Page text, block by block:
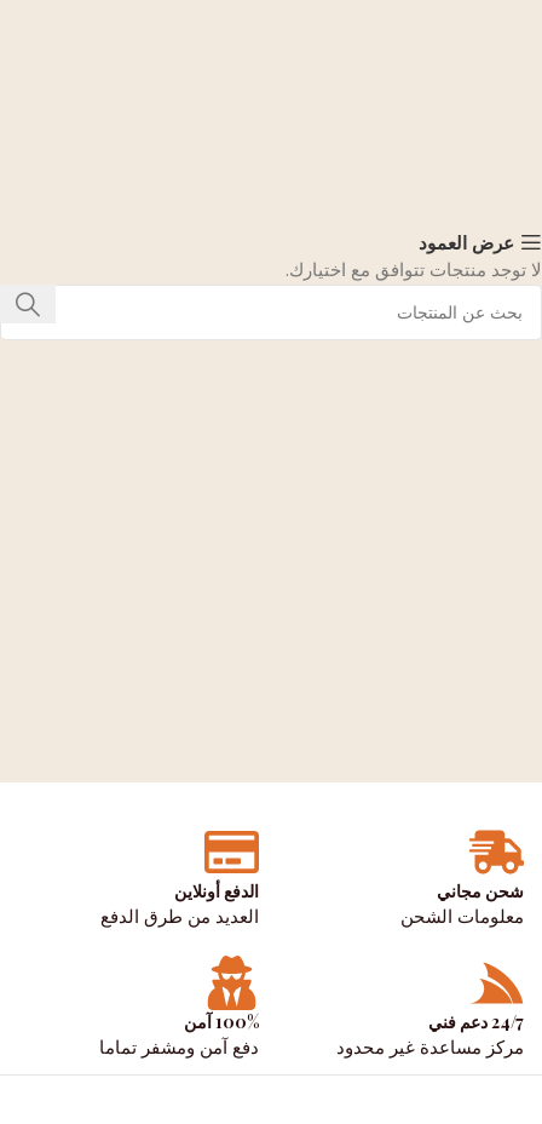
عرض العمود
لا توجد منتجات تتوافق مع اختيارك.
شحن مجاني
معلومات الشحن
الدفع أونلاين
العديد من طرق الدفع
24/7 دعم فني
مركز مساعدة غير محدود
100% آمن
دفع آمن ومشفر تماما